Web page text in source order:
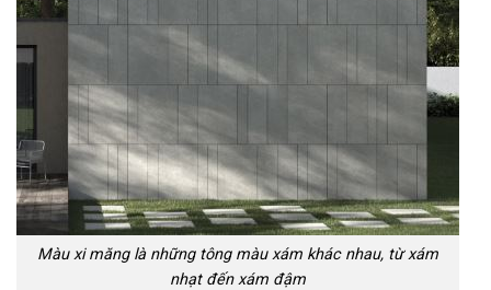
Màu xi măng là những tông màu xám khác nhau, từ xám
nhạt đến xám đậm